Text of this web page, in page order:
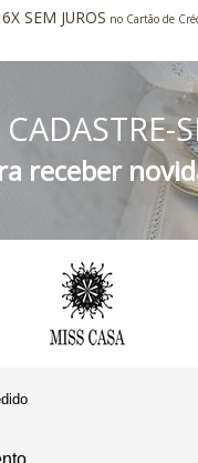
6X SEM JUROS no Cartão de
no Boleto
FRETE GRÁTIS Consulte o
CADASTRE-
receber